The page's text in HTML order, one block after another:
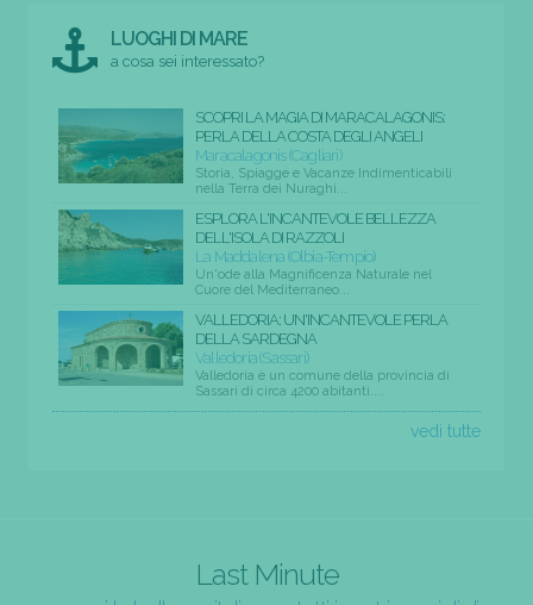
LUOGHI DI MARE
a cosa sei interessato?
SCOPRI LA MAGIA DI MARACALAGONIS:
PERLA DELLA COSTA DEGLI ANGELI
Maracalagonis (Cagliari)
Storia, Spiagge e Vacanze Indimenticabili
nella Terra dei Nuraghi...
ESPLORA L'INCANTEVOLE BELLEZZA
DELL'ISOLA DI RAZZOLI
La Maddalena (Olbia-Tempio)
Un'ode alla Magnificenza Naturale nel
Cuore del Mediterraneo...
VALLEDORIA: UN'INCANTEVOLE PERLA
DELLA SARDEGNA
Valledoria (Sassari)
Valledoria è un comune della provincia di
Sassari di circa 4200 abitanti....
vedi tutte
Last Minute